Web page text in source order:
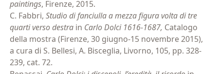
paintings, Firenze, 2015.
C. Fabbri, Studio di fanciulla a mezza figura volta di tre
quarti verso destra in Carlo Dolci 1616-1687, Catalogo
della mostra (Firenze, 30 giugno-15 novembre 2015),
a cura di S. Bellesi, A. Bisceglia, Livorno, 105, pp. 328-
239, cat. 72.